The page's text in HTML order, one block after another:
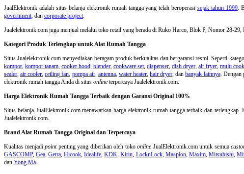
JualElektronik adalah situs belanja elektronik rumah tanggayang telah beroperasisejak tahun 1999 .
government , dan corporate project
Jualelektronik.com juga menjual melalui toko retail yang berada di Ruko Harco, Blok P, Nomor 28-
Kategori Produk Terlengkap untuk Alat Rumah Tangga
Situs Jualelektronik.com menyediakan beragam produk berkualitas dan bergaransi resmi. Seperti
kompor kompor tanam cooker hood blender cookware set dispenser dish dryer air fryer multi
sealer ,air cooler ,ceiling fan pompa air, antenna, water heater,hair dryer , danbanyak lainnya. Dengan
elektronik rumah tangga Anda di situs online terpercaya Jualelektronik.com.
Harga Elektronik Rumah Tangga Terbaik dengan Garansi Original 100%
Situs belanjaJualElektronik.com menawarkan harga elektronik rumah tangga terbaik dan
Jualelektronik.com.
Brand Alat Rumah Tangga Original dan Terpercaya
Kualitas menjadi pointpenting yang diberikan oleh toko online JualElektronik.com untuk semua
GASCOMP,Gea ,Getra ,Hicook ,Idealife ,KDK ,Kirin LocknLock, Maspion, Maxim, Mitsubishi,
dan Yong Ma